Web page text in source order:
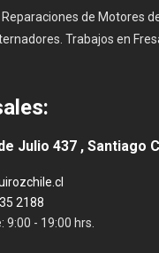
de Motores
Trabajos en
Julio 437 , Santiago
2188
9:00 - 19:00 hrs.